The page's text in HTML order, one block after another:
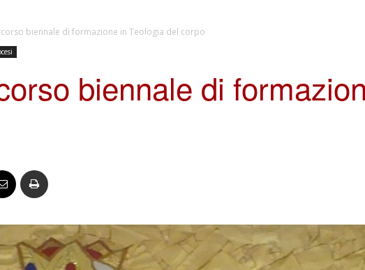
biennale di formazione in Teologia del corpo
biennale di